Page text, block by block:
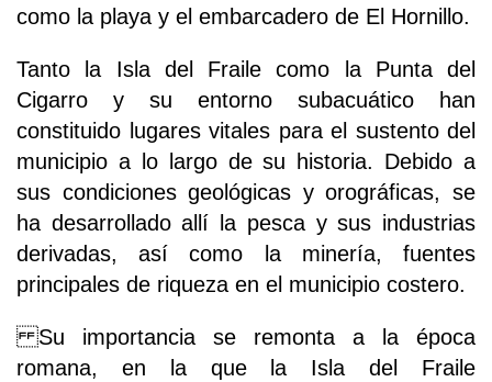
como la playa y el embarcadero de El Hornillo.
Tanto la Isla del Fraile como la Punta del
Cigarro y su entorno subacuático han
constituido lugares vitales para el sustento del
municipio a lo largo de su historia. Debido a
sus condiciones geológicas y orográficas, se
ha desarrollado allí la pesca y sus industrias
derivadas, así como la minería, fuentes
principales de riqueza en el municipio costero.
Su importancia se remonta a la época
romana, en la que la Isla del Fraile